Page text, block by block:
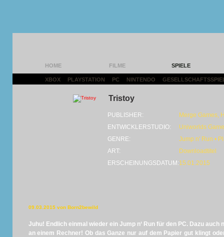
HOME FILME SPIELE
XBOX PLAYSTATION PC NINTENDO
Tristoy
PUBLISHER:
Merge Games,
ENTWICKLERSTUDIO:
Uniworlds
GENRE:
Jump n' Run •
ART:
Downloadtitel
ERSCHEINUNGSDATUM:15.01.2015
09.03.2015 von Born2bewild
Juhu! Endlich einmal wieder ein Jump n‘ Run für den PC. Dazu
an einem Rechner! Ob das Ganze nur auf dem Papier gut klingt